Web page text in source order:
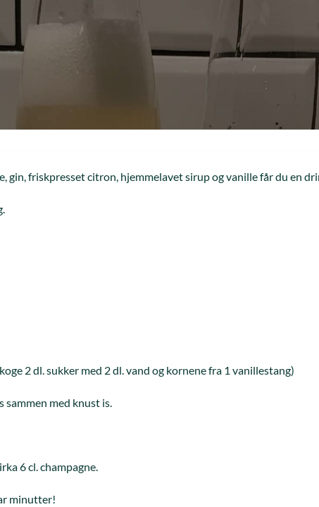
gin, friskpresset citron, hjemmelavet sirup og vanille får du en
2 dl. sukker med 2 dl. vand og kornene fra 1 vanillestang)
med knust is.
6 cl. champagne.
minutter!